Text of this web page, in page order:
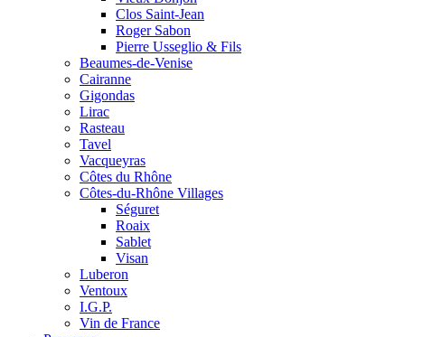
Clos Saint-Jean
Roger Sabon
Pierre Usseglio & Fils
Beaumes-de-Venise
Cairanne
Gigondas
Lirac
Rasteau
Tavel
Vacqueyras
Côtes du Rhône
Côtes-du-Rhône Villages
Séguret
Roaix
Sablet
Visan
Luberon
Ventoux
I.G.P.
Vin de France